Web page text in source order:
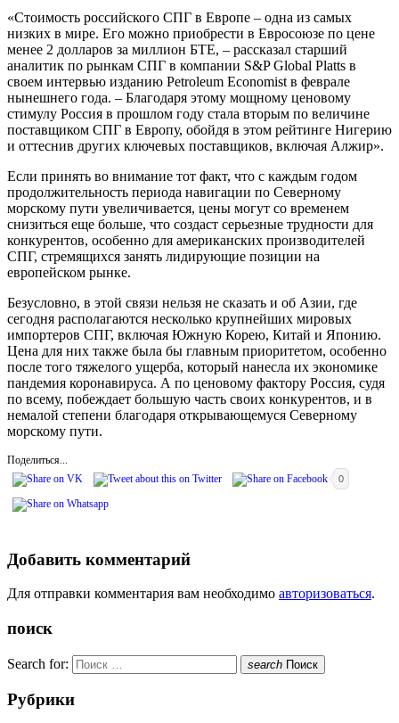
«Стоимость российского СПГ в Европе – одна из самых
низких в мире. Его можно приобрести в Евросоюзе по цене
менее 2 долларов за миллион БТЕ, – рассказал старший
аналитик по рынкам СПГ в компании S&P Global Platts в
своем интервью изданию Petroleum Economist в феврале
нынешнего года. – Благодаря этому мощному ценовому
стимулу Россия в прошлом году стала вторым по величине
поставщиком СПГ в Европу, обойдя в этом рейтинге Нигерию
и оттеснив других ключевых поставщиков, включая Алжир».
Если принять во внимание тот факт, что с каждым годом
продолжительность периода навигации по Северному
морскому пути увеличивается, цены могут со временем
снизиться еще больше, что создаст серьезные трудности для
конкурентов, особенно для американских производителей
СПГ, стремящихся занять лидирующие позиции на
европейском рынке.
Безусловно, в этой связи нельзя не сказать и об Азии, где
сегодня располагаются несколько крупнейших мировых
импортеров СПГ, включая Южную Корею, Китай и Японию.
Цена для них также была бы главным приоритетом, особенно
после того тяжелого ущерба, который нанесла их экономике
пандемия коронавируса. А по ценовому фактору Россия, судя
по всему, побеждает большую часть своих конкурентов, и в
немалой степени благодаря открывающемуся Северному
морскому пути.
Поделиться...
0
Добавить комментарий
Для отправки комментария вам необходимо авторизоваться.
поиск
Search for: search Поиск
Рубрики